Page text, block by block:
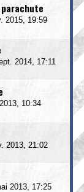
2015, 19:59
2014, 17:11
10:34
2013, 21:02
2013, 17:25